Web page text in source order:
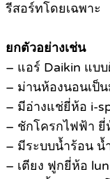
รีสอร์ทโดยเฉพาะ
ยกตัวอย่างเช่น
– แอร์ Daikin แบ
– ม่านห้องนอนเป็
– มีอ่างแช่ยี่ห้อ i-
– ชักโครกไฟฟ้า ยี่
– มีระบบน้ำร้อน น้
– เตียง ฟูกยี่ห้อ